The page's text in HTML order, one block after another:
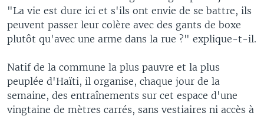
"La vie est dure ici et s'ils ont envie de se battre, ils
peuvent passer leur colère avec des gants de boxe
plutôt qu'avec une arme dans la rue ?" explique-t-il.
Natif de la commune la plus pauvre et la plus
peuplée d'Haïti, il organise, chaque jour de la
semaine, des entraînements sur cet espace d'une
vingtaine de mètres carrés, sans vestiaires ni accès à